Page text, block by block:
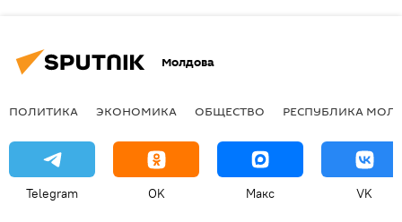
Молдова
ПОЛИТИКА ЭКОНОМИКА ОБЩЕСТВО РЕСПУБЛИКА
Telegram OK Макс VK